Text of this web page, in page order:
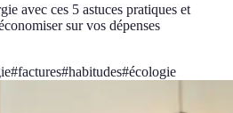
avec ces 5 astuces pratiques et
sur vos dépenses
#factures#habitudes#écologie